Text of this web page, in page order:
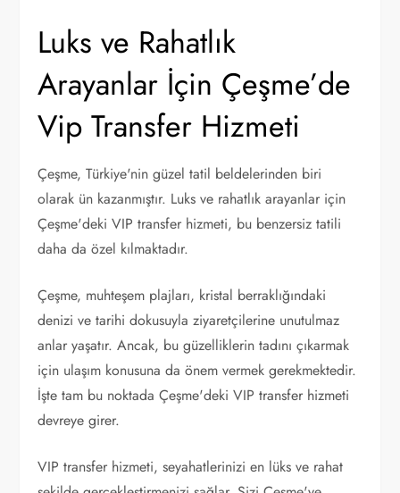
Luks ve Rahatlık
Arayanlar İçin Çeşme’de
Vip Transfer Hizmeti
Çeşme, Türkiye'nin güzel tatil beldelerinden biri
olarak ün kazanmıştır. Luks ve rahatlık arayanlar için
Çeşme'deki VIP transfer hizmeti, bu benzersiz tatili
daha da özel kılmaktadır.
Çeşme, muhteşem plajları, kristal berraklığındaki
denizi ve tarihi dokusuyla ziyaretçilerine unutulmaz
anlar yaşatır. Ancak, bu güzelliklerin tadını çıkarmak
için ulaşım konusuna da önem vermek gerekmektedir.
İşte tam bu noktada Çeşme'deki VIP transfer hizmeti
devreye girer.
VIP transfer hizmeti, seyahatlerinizi en lüks ve rahat